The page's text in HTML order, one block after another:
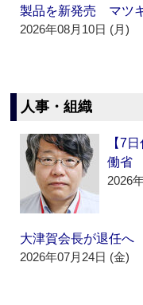
製品を新発売 マツ
2026年08月10日 (月)
人事・組織
【7
働省
2026
大津賀会長が退任へ
2026年07月24日 (金)